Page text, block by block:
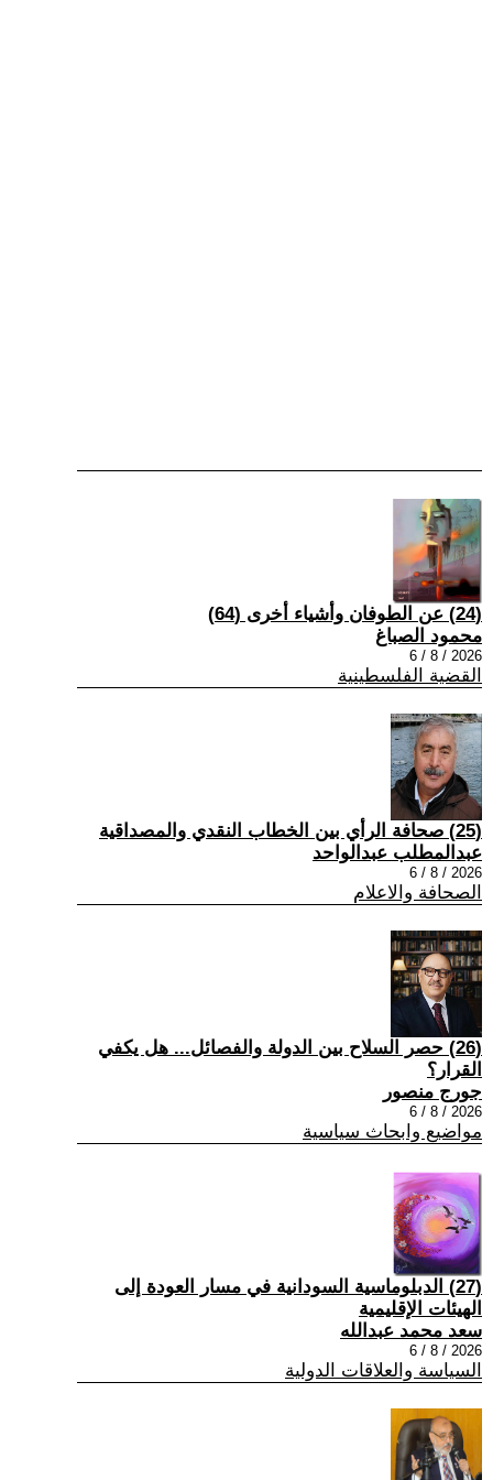
(24) عن الطوفان وأشياء أخرى (64)
محمود الصباغ
2026 / 8 / 6
القضية الفلسطينية
(25) صحافة الرأي بين الخطاب النقدي والمصداقية
عبدالمطلب عبدالواحد
2026 / 8 / 6
الصحافة والاعلام
(26) حصر السلاح بين الدولة والفصائل... هل يكفي
القرار؟
جورج منصور
2026 / 8 / 6
مواضيع وابحاث سياسية
(27) الدبلوماسية السودانية في مسار العودة إلى
الهيئات الإقليمية
سعد محمد عبدالله
2026 / 8 / 6
السياسة والعلاقات الدولية